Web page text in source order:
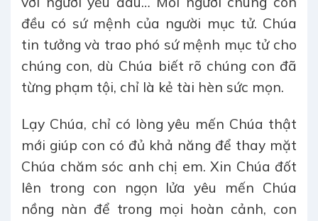
đều có sứ mệnh của người mục tử. Chúa
tin tưởng và trao phó sứ mệnh mục tử cho
chúng con, dù Chúa biết rõ chúng con đã
từng phạm tội, chỉ là kẻ tài hèn sức mọn.
Lạy Chúa, chỉ có lòng yêu mến Chúa thật
mới giúp con có đủ khả năng để thay mặt
Chúa chăm sóc anh chị em. Xin Chúa đốt
lên trong con ngọn lửa yêu mến Chúa
nồng nàn để trong mọi hoàn cảnh, con